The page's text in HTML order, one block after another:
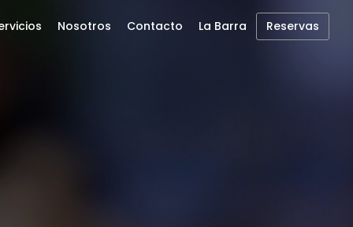
Nosotros Contacto La Barra Reservas